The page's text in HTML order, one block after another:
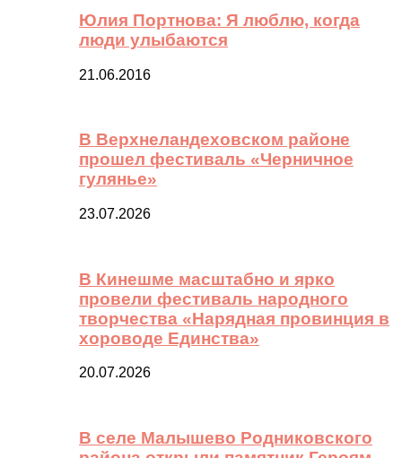
Юлия Портнова: Я люблю, когда
люди улыбаются
21.06.2016
В Верхнеландеховском районе
прошел фестиваль «Черничное
гулянье»
23.07.2026
В Кинешме масштабно и ярко
провели фестиваль народного
творчества «Нарядная провинция в
хороводе Единства»
20.07.2026
В селе Малышево Родниковского